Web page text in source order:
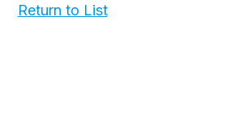
Return to List